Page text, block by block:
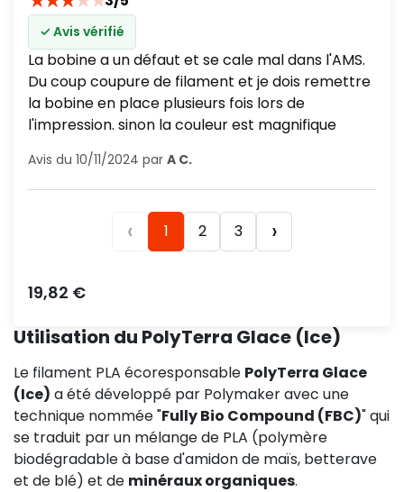
✓ Avis vérifié
La bobine a un défaut et se cale mal dans l'AMS.
Du coup coupure de filament et je dois remettre
la bobine en place plusieurs fois lors de
l'impression. sinon la couleur est magnifique
Avis du 10/11/2024 par A C.
‹ 1 2 3 ›
Prix
19,82 €
Utilisation du PolyTerra Glace (Ice)
Le filament PLA écoresponsable PolyTerra Glace
(Ice) a été développé par Polymaker avec une
technique nommée "Fully Bio Compound (FBC)" qui
se traduit par un mélange de PLA (polymère
biodégradable à base d'amidon de maïs, betterave
et de blé) et de minéraux organiques.